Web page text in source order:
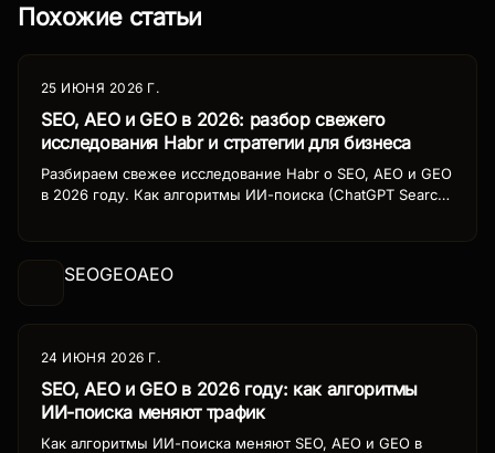
Похожие статьи
25 ИЮНЯ 2026 Г.
SEO, AEO и GEO в 2026: разбор свежего
исследования Habr и стратегии для бизнеса
Разбираем свежее исследование Habr о SEO, AEO и GEO
в 2026 году. Как алгоритмы ИИ-поиска (ChatGPT Search,
SEOGEOAEO
24 ИЮНЯ 2026 Г.
SEO, AEO и GEO в 2026 году: как алгоритмы
ИИ-поиска меняют трафик
Как алгоритмы ИИ-поиска меняют SEO, AEO и GEO в